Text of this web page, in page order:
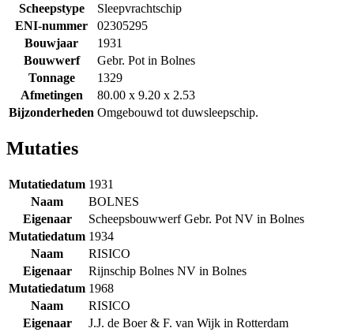
Scheepstype
Sleepvrachtschip
ENI-nummer
02305295
Bouwjaar
1931
Bouwwerf
Gebr. Pot in Bolnes
Tonnage
1329
Afmetingen
80.00 x 9.20 x 2.53
Bijzonderheden Omgebouwd tot duwsleepschip.
Mutaties
Mutatiedatum 1931
Naam
BOLNES
Eigenaar
Scheepsbouwwerf Gebr. Pot NV in Bolnes
Mutatiedatum 1934
Naam
RISICO
Eigenaar
Rijnschip Bolnes NV in Bolnes
Mutatiedatum 1968
Naam
RISICO
Eigenaar
J.J. de Boer & F. van Wijk in Rotterdam